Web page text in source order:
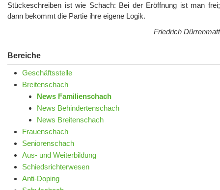
Stückeschreiben ist wie Schach: Bei der Eröffnung ist man frei;
dann bekommt die Partie ihre eigene Logik.
Friedrich Dürrenmatt
Bereiche
Geschäftsstelle
Breitenschach
News Familienschach
News Behindertenschach
News Breitenschach
Frauenschach
Seniorenschach
Aus- und Weiterbildung
Schiedsrichterwesen
Anti-Doping